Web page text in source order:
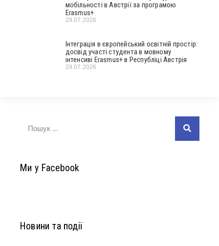
мобільності в Австрії за програмою
Erasmus+
29.07.2026
Інтеграція в європейський освітній простір:
досвід участі студента в мовному
інтенсиві Erasmus+ в Республіці Австрія
29.07.2026
Ми у Facebook
Новини та події